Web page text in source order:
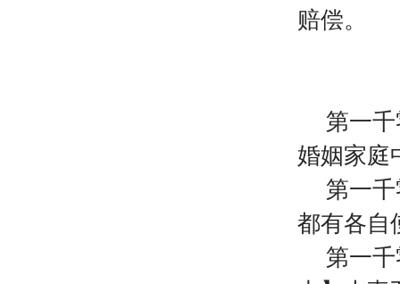
赔偿。
第一
婚姻家庭
第一
都有各自
第一